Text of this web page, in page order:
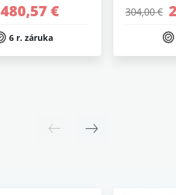
480,57 €
6 r. záruka
304,00 €